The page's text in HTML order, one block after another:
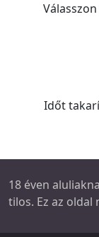
Időt
18 éven
tilos. Ez az oldal